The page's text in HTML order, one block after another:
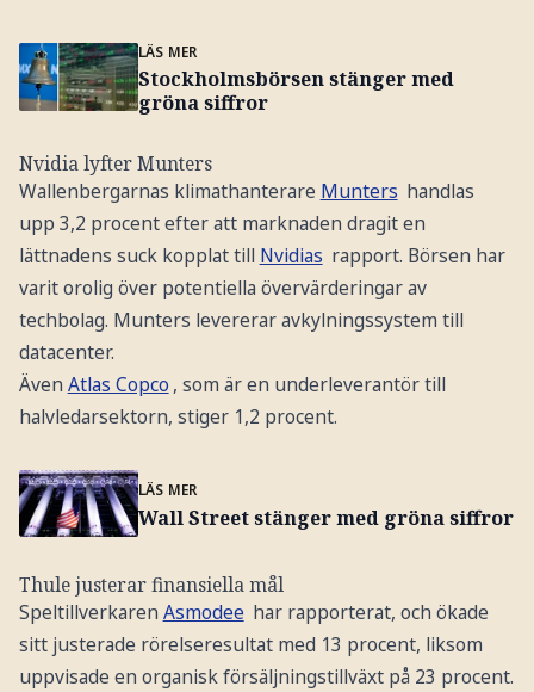
LÄS MER
Stockholmsbörsen stänger med
gröna siffror
Nvidia lyfter Munters
Wallenbergarnas klimathanterare Munters handlas
upp 3,2 procent efter att marknaden dragit en
lättnadens suck kopplat till Nvidias rapport. Börsen har
varit orolig över potentiella övervärderingar av
techbolag. Munters levererar avkylningssystem till
datacenter.
Även Atlas Copco , som är en underleverantör till
halvledarsektorn, stiger 1,2 procent.
LÄS MER
Wall Street stänger med gröna siffror
Thule justerar finansiella mål
Speltillverkaren Asmodee har rapporterat, och ökade
sitt justerade rörelseresultat med 13 procent, liksom
uppvisade en organisk försäljningstillväxt på 23 procent.